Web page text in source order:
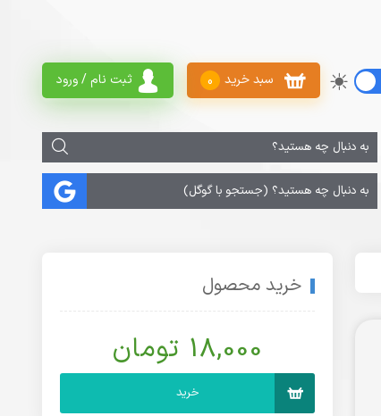
ثبت نام / ورود سبد خرید 0
خرید محصول
18,000 تومان
خرید